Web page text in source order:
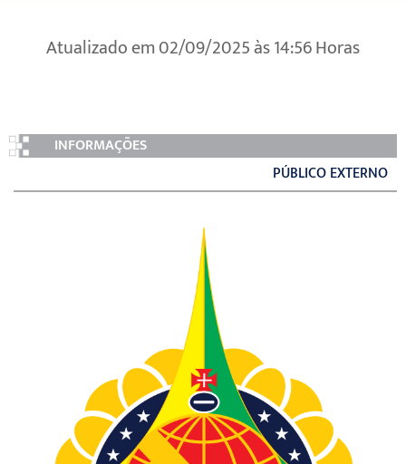
Atualizado em 02/09/2025 às 14:56 Horas
INFORMAÇÕES
PÚBLICO EXTERNO